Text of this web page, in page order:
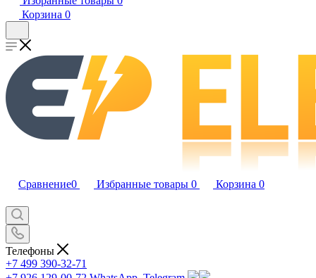
Корзина 0
Сравнение0 Избранные товары 0 Корзина 0
Телефоны
+7 499 390-32-71